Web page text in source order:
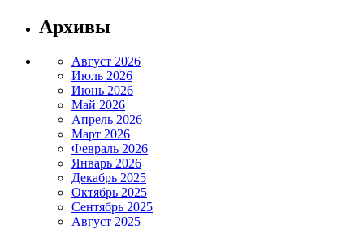
Архивы
Август 2026
Июль 2026
Июнь 2026
Май 2026
Апрель 2026
Март 2026
Февраль 2026
Январь 2026
Декабрь 2025
Октябрь 2025
Сентябрь 2025
Август 2025